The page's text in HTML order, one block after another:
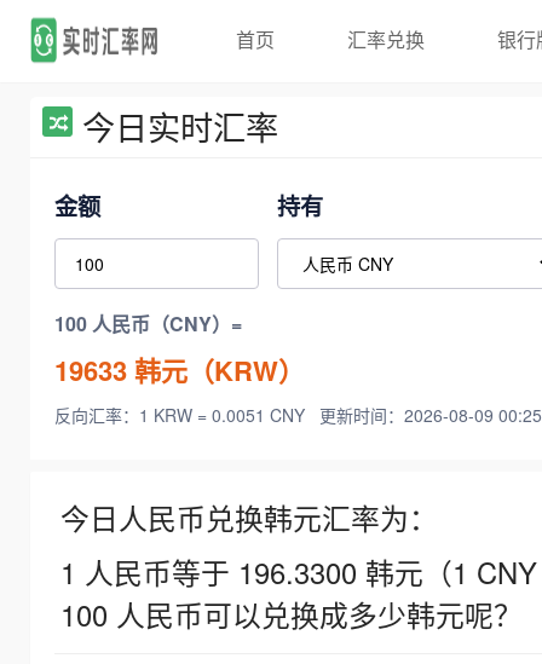
首页 汇率兑换 银行
今日实时汇率
金额 持有
100 人民币（CNY）=
19633韩元（KRW）
反向汇率：1 KRW = 0.0051 CNY 更新时间：2026-08-09
今日人民币兑换韩元汇率为：
1 人民币等于 196.3300 韩元（1
100 人民币可以兑换成多少韩元呢？